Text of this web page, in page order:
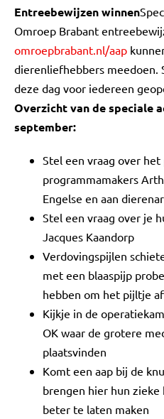
Entreebewijzen winnen
Omroep Brabant
omroepbrabant.nl/aap
dierenliefhebbers meedoen.
deze dag voor iedereen
Overzicht van de speciale
september:
Stel een vraag over het
programmamakers
Engelse en aan
Stel een vraag over je
Jacques Kaandorp
Verdovingspijlen
met een blaaspijp
hebben om het pijltje
Kijkje in de
OK waar de grotere
plaatsvinden
Komt een aap bij de
brengen hier hun
beter te laten maken